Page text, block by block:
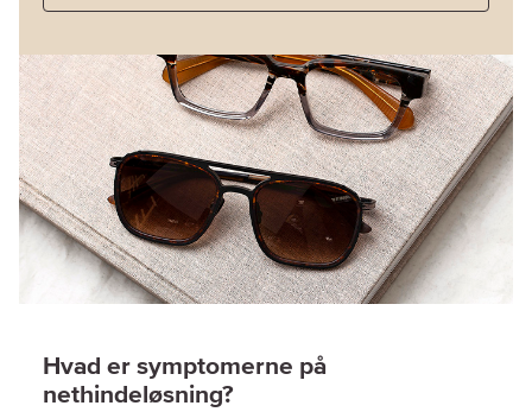
Hvad er symptomerne på
nethindeløsning?